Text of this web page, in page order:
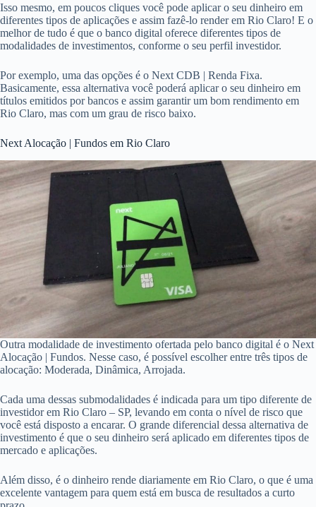
Isso mesmo, em poucos cliques você pode aplicar o seu dinheiro em
diferentes tipos de aplicações e assim fazê-lo render em Rio Claro! E o
melhor de tudo é que o banco digital oferece diferentes tipos de
modalidades de investimentos, conforme o seu perfil investidor.
Por exemplo, uma das opções é o Next CDB | Renda Fixa.
Basicamente, essa alternativa você poderá aplicar o seu dinheiro em
títulos emitidos por bancos e assim garantir um bom rendimento em
Rio Claro, mas com um grau de risco baixo.
Next Alocação | Fundos em Rio Claro
Outra modalidade de investimento ofertada pelo banco digital é o Next
Alocação | Fundos. Nesse caso, é possível escolher entre três tipos de
alocação: Moderada, Dinâmica, Arrojada.
Cada uma dessas submodalidades é indicada para um tipo diferente de
investidor em Rio Claro – SP, levando em conta o nível de risco que
você está disposto a encarar. O grande diferencial dessa alternativa de
investimento é que o seu dinheiro será aplicado em diferentes tipos de
mercado e aplicações.
Além disso, é o dinheiro rende diariamente em Rio Claro, o que é uma
excelente vantagem para quem está em busca de resultados a curto